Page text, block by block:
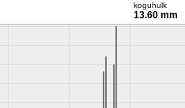
koguhulk
13.60 mm